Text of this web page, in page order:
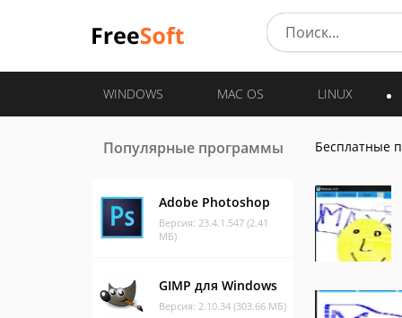
WINDOWS MAC OS LINUX
Популярные программы
Adobe Photoshop
Версия: 23.4.1.547 (2.41
МБ)
GIMP для Windows
Версия: 2.10.34 (303.66 МБ)
Бесплатные